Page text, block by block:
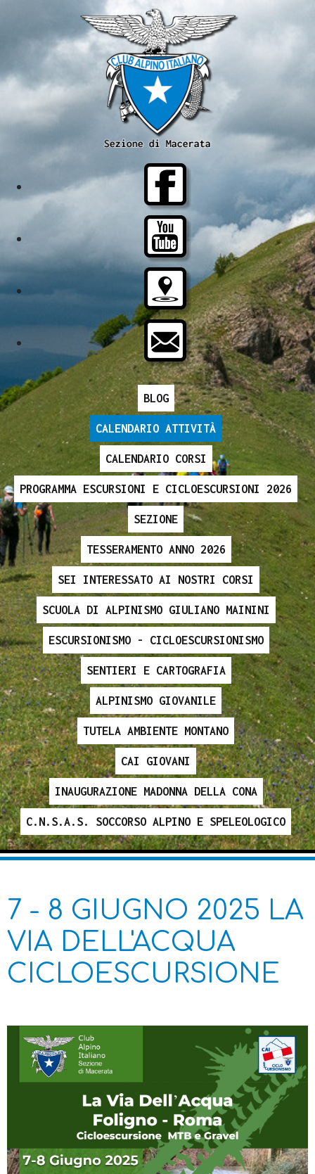
BLOG
CALENDARIO ATTIVITÀ
CALENDARIO CORSI
PROGRAMMA ESCURSIONI E CICLOESCURSIONI 2026
SEZIONE
TESSERAMENTO ANNO 2026
SEI INTERESSATO AI NOSTRI CORSI
SCUOLA DI ALPINISMO GIULIANO MAININI
ESCURSIONISMO - CICLOESCURSIONISMO
SENTIERI E CARTOGRAFIA
ALPINISMO GIOVANILE
TUTELA AMBIENTE MONTANO
CAI GIOVANI
INAUGURAZIONE MADONNA DELLA CONA
C.N.S.A.S. SOCCORSO ALPINO E SPELEOLOGICO
7 - 8 GIUGNO 2025 LA
VIA DELL'ACQUA
CICLOESCURSIONE